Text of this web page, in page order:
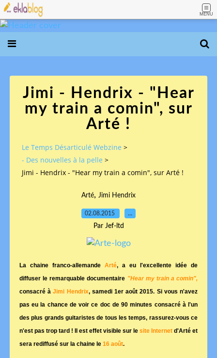
MENU
Jimi - Hendrix - "Hear
my train a comin", sur
Arté !
Le Temps Désarticulé Webzine >
- Des nouvelles à la pelle >
Jimi - Hendrix - "Hear my train a comin", sur Arté !
Arté, Jimi Hendrix
02.08.2015 …
Par Jef-ltd
La chaine franco-allemande Arté, a eu l'excellente idée de
diffuser le remarquable documentaire "Hear my train a comin",
consacré àJimi Hendrix, samedi 1er août 2015. Si vous n'avez
pas eu la chance de voir ce doc de 90 minutes consacré à l'un
des plus grands guitaristes de tous les temps, rassurez-vous ce
n'est pas trop tard ! Il est effet visible sur le site Internet d'Arté et
sera rediffusé sur la chaine le 16 août.